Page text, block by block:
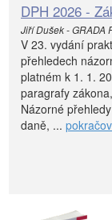
DPH 2026 -
Jiří Dušek - GRADA
V 23. vydání
přehledech
platném k 1. 1.
paragrafy
Názorné
daně, ...